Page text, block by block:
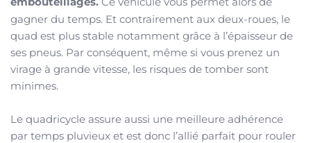
gagner du temps. Et contrairement aux deux-roues, le
quad est plus stable notamment grâce à l’épaisseur de
ses pneus. Par conséquent, même si vous prenez un
virage à grande vitesse, les risques de tomber sont
minimes.
Le quadricycle assure aussi une meilleure adhérence
par temps pluvieux et est donc l’allié parfait pour rouler